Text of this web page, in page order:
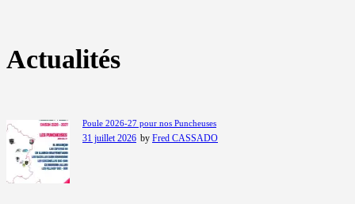
Actualités
Poule 2026-27 pour nos Puncheuses
31 juillet 2026 by Fred CASSADO